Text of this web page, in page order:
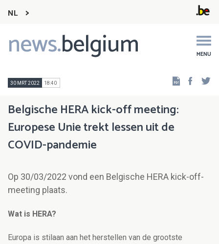
NL
news.belgium MENU
Main
navigation
30 MRT 2022 18:40
Belgische HERA kick-off meeting:
Europese Unie trekt lessen uit de
COVID-pandemie
Op 30/03/2022 vond een Belgische HERA kick-off-
meeting plaats.
Wat is HERA?
Europa is stilaan aan het herstellen van de grootste